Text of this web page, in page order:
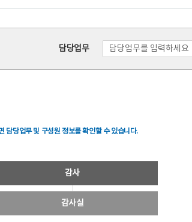
담당업무
담당업무 및 구성원 정보를 확인할 수 있습니다.
감사
감사실